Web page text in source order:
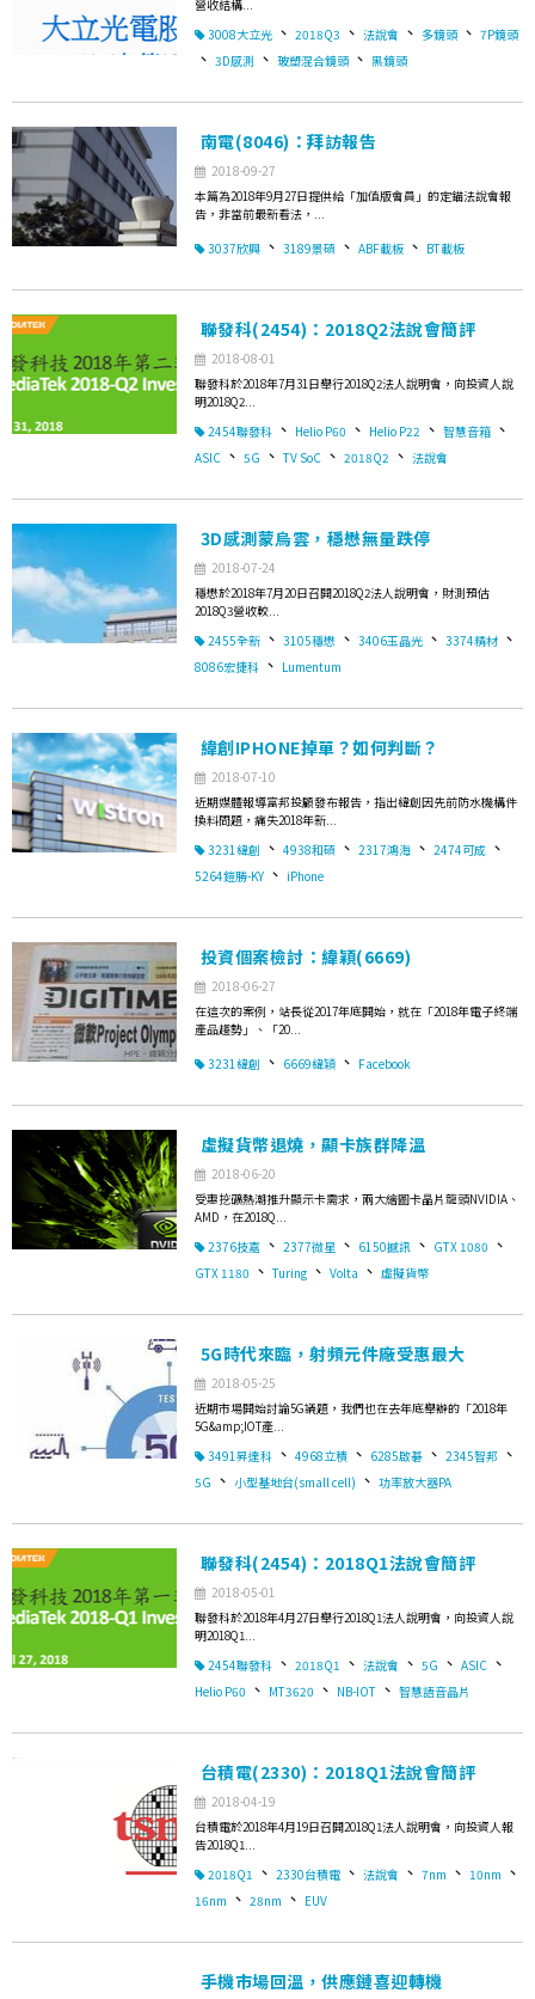
營收結構...
3008大立光 、 2018Q3 、 法說會 、 多鏡頭 、 7P鏡頭
、 3D感測 、 玻塑混合鏡頭 、 黑鏡頭
南電(8046)：拜訪報告
2018-09-27
本篇為2018年9月27日提供給「加值版會員」的定錨法說會報
告，非當前最新看法，...
3037欣興 、 3189景碩 、 ABF載板 、 BT載板
聯發科(2454)：2018Q2法說會簡評
2018-08-01
聯發科於2018年7月31日舉行2018Q2法人說明會，向投資人說
明2018Q2...
2454聯發科 、 Helio P60 、 Helio P22 、 智慧音箱 、
ASIC 、 5G 、 TV SoC 、 2018Q2 、 法說會
3D感測蒙烏雲，穩懋無量跌停
2018-07-24
穩懋於2018年7月20日召開2018Q2法人說明會，財測預估
2018Q3營收較...
2455全新 、 3105穩懋 、 3406玉晶光 、 3374精材 、
8086宏捷科 、 Lumentum
緯創IPHONE掉單？如何判斷？
2018-07-10
近期媒體報導富邦投顧發布報告，指出緯創因先前防水機構件
換料問題，痛失2018年新...
3231緯創 、 4938和碩 、 2317鴻海 、 2474可成 、
5264鎧勝-KY 、 iPhone
投資個案檢討：緯穎(6669)
2018-06-27
在這次的案例，站長從2017年底開始，就在「2018年電子終端
產品趨勢」、「20...
3231緯創 、 6669緯穎 、 Facebook
虛擬貨幣退燒，顯卡族群降溫
2018-06-20
受惠挖礦熱潮推升顯示卡需求，兩大繪圖卡晶片龍頭NVIDIA、
AMD，在2018Q...
2376技嘉 、 2377微星 、 6150撼訊 、 GTX 1080 、
GTX 1180 、 Turing 、 Volta 、 虛擬貨幣
5G時代來臨，射頻元件廠受惠最大
2018-05-25
近期市場開始討論5G議題，我們也在去年底舉辦的「2018年
5G&amp;IOT產...
3491昇達科 、 4968立積 、 6285啟碁 、 2345智邦 、
5G 、 小型基地台(small cell) 、 功率放大器PA
聯發科(2454)：2018Q1法說會簡評
2018-05-01
聯發科於2018年4月27日舉行2018Q1法人說明會，向投資人說
明2018Q1...
2454聯發科 、 2018Q1 、 法說會 、 5G 、 ASIC 、
Helio P60 、 MT3620 、 NB-IOT 、 智慧語音晶片
台積電(2330)：2018Q1法說會簡評
2018-04-19
台積電於2018年4月19日召開2018Q1法人說明會，向投資人報
告2018Q1...
2018Q1 、 2330台積電 、 法說會 、 7nm 、 10nm 、
16nm 、 28nm 、 EUV
手機市場回溫，供應鏈喜迎轉機